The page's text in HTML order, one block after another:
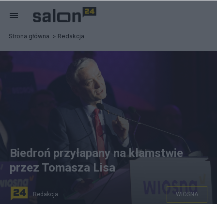
Strona główna Redakcja
Biedroń przyłapany na kłamstwie
przez Tomasza Lisa
Redakcja WIOSNA